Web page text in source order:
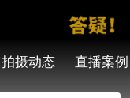
拍摄动态 直播案例